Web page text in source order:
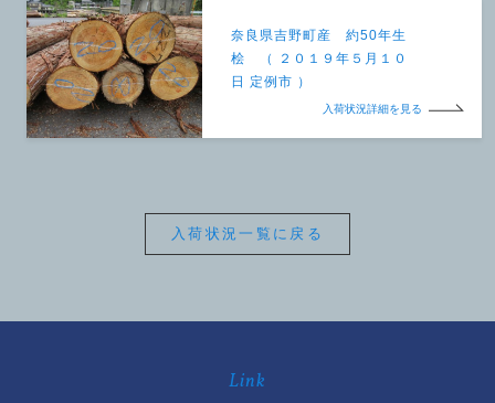
奈良県吉野町産 約50年生
桧 （ ２０１９年５月１０
日 定例市 ）
入荷状況詳細を見る
入荷状況一覧に戻る
Link